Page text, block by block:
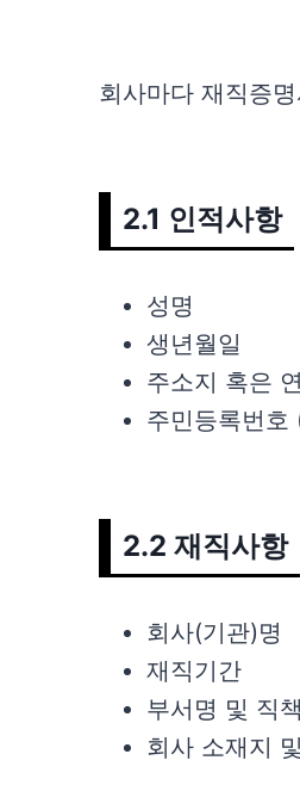
회사마다 재직증
2.1 인적사항
성명
생년월일
주소지 혹은
주민등록번호
2.2 재직사항
회사(기관)명
재직기간
부서명 및 직
회사 소재지